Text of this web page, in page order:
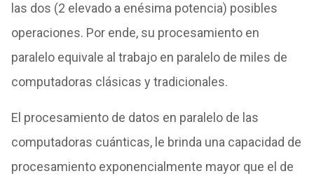
las dos (2 elevado a enésima potencia) posibles
operaciones. Por ende, su procesamiento en
paralelo equivale al trabajo en paralelo de miles de
computadoras clásicas y tradicionales.
El procesamiento de datos en paralelo de las
computadoras cuánticas, le brinda una capacidad de
procesamiento exponencialmente mayor que el de